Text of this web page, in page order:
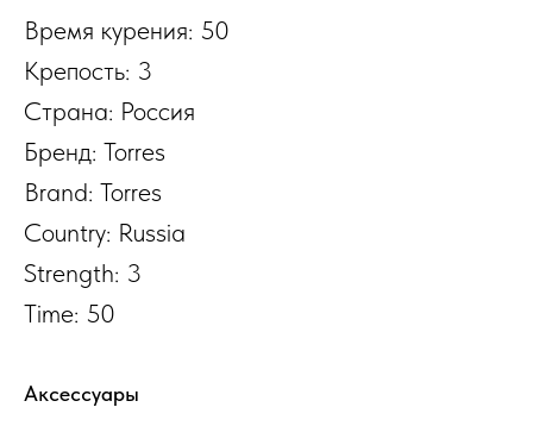
Время курения: 50
Крепость: 3
Страна: Россия
Бренд: Torres
Brand: Torres
Country: Russia
Strength: 3
Time: 50
Аксессуары